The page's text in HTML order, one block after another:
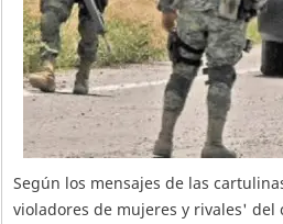
Según los mensajes de las
violadores de mujeres y rivales' del